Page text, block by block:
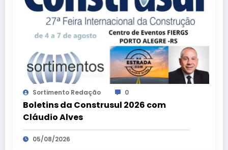
Sortimento Redação 0
Boletins da Construsul 2026 com
Cláudio Alves
05/08/2026